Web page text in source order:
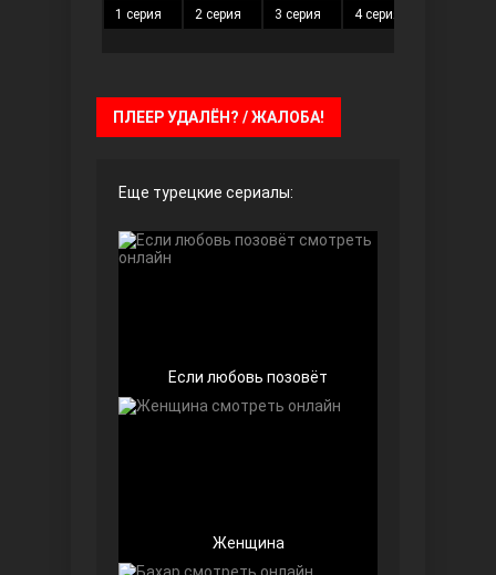
Чёрно-белая любовь
1 серия 2 серия 3 серия 4 серия
ПЛЕЕР УДАЛЁН? / ЖАЛОБА!
Еще турецкие сериалы:
Если любовь позовёт
Женщина